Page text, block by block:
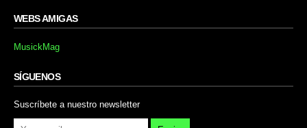
WEBS AMIGAS
MusickMag
SÍGUENOS
Suscríbete a nuestro newsletter